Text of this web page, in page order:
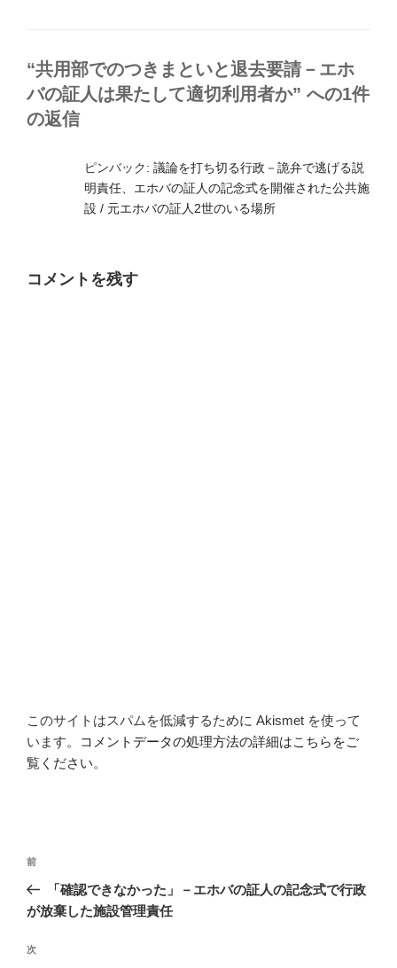
“共用部でのつきまといと退去要請－エホ
バの証人は果たして適切利用者か” への1件
の返信
ピンバック: 議論を打ち切る行政－詭弁で逃げる説
明責任、エホバの証人の記念式を開催された公共施
設 / 元エホバの証人2世のいる場所
コメントを残す
このサイトはスパムを低減するために Akismet を使って
います。
コメントデータの処理方法の詳細はこちらをご
覧ください。
投
ナ
ゲ
前
の
投
前
「確認できなかった」－エホバの証人の記念式で行政
が放棄した施設管理責任
次
次